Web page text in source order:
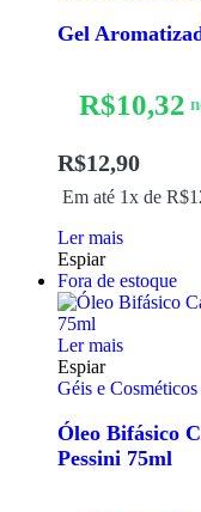
Gel
R$12,90
Em até 1x de R$
R$10,32
Ler mais
Espiar
Fora de estoque
Ler mais
Espiar
Géis e Cosméticos
Óleo Bifásico
Pessini 75ml